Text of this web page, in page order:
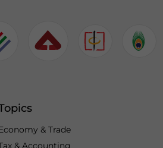
& Trade
& Accounting